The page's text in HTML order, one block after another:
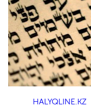
HALYQLINE.KZ